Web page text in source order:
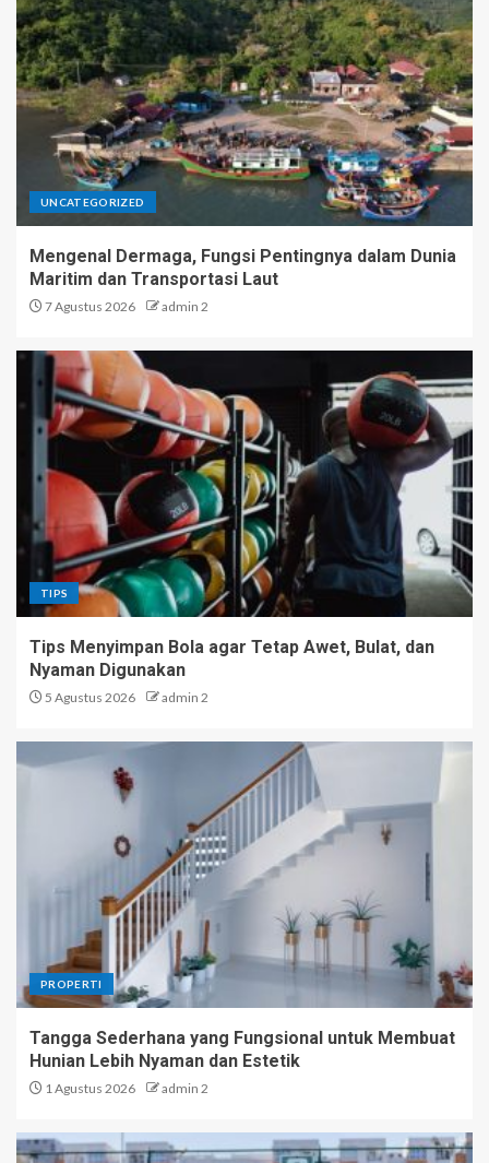
UNCATEGORIZED
Mengenal Dermaga, Fungsi Pentingnya dalam Dunia
Maritim dan Transportasi Laut
7 Agustus 2026 admin 2
TIPS
Tips Menyimpan Bola agar Tetap Awet, Bulat, dan
Nyaman Digunakan
5 Agustus 2026 admin 2
PROPERTI
Tangga Sederhana yang Fungsional untuk Membuat
Hunian Lebih Nyaman dan Estetik
1 Agustus 2026 admin 2